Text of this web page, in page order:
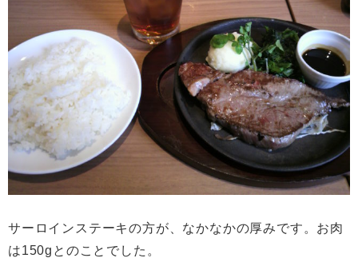
サーロインステーキの方が、なかなかの厚みです。お肉
は150gとのことでした。